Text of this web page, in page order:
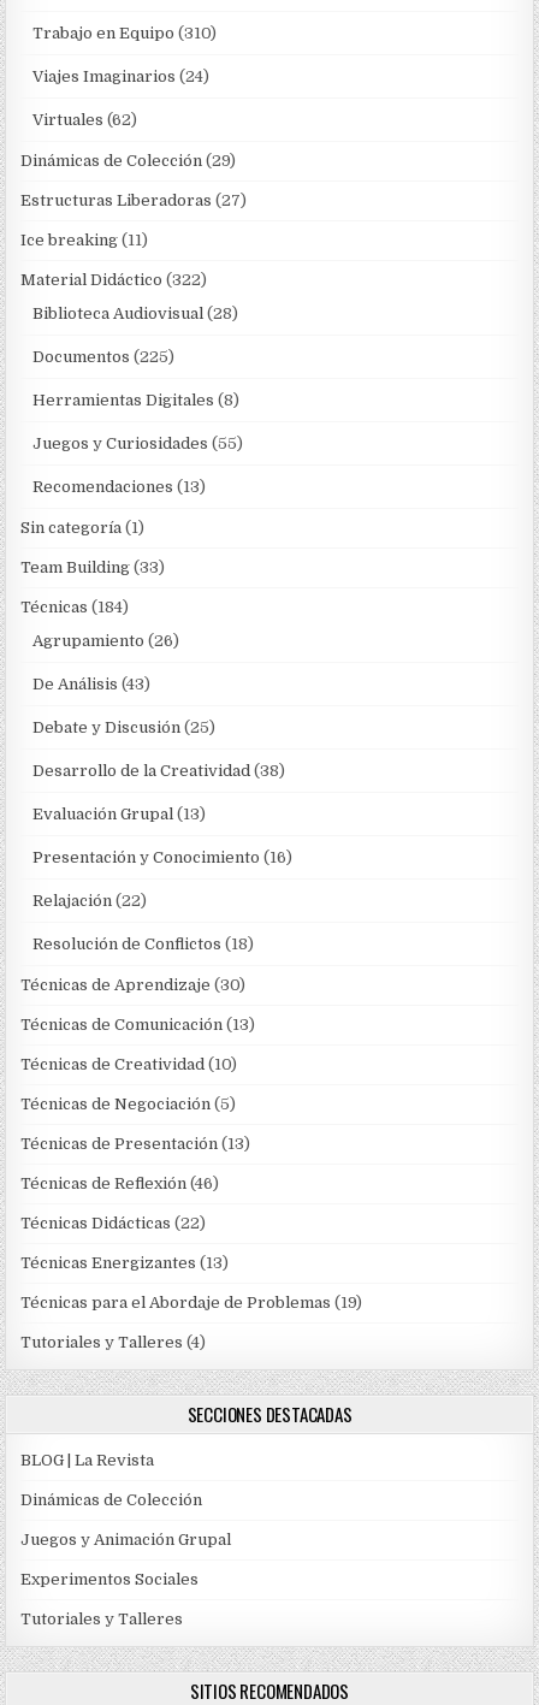
Trabajo en Equipo (310)
Viajes Imaginarios (24)
Virtuales (62)
Dinámicas de Colección (29)
Estructuras Liberadoras (27)
Ice breaking (11)
Material Didáctico (322)
Biblioteca Audiovisual (28)
Documentos (225)
Herramientas Digitales (8)
Juegos y Curiosidades (55)
Recomendaciones (13)
Sin categoría (1)
Team Building (33)
Técnicas (184)
Agrupamiento (26)
De Análisis (43)
Debate y Discusión (25)
Desarrollo de la Creatividad (38)
Evaluación Grupal (13)
Presentación y Conocimiento (16)
Relajación (22)
Resolución de Conflictos (18)
Técnicas de Aprendizaje (30)
Técnicas de Comunicación (13)
Técnicas de Creatividad (10)
Técnicas de Negociación (5)
Técnicas de Presentación (13)
Técnicas de Reflexión (46)
Técnicas Didácticas (22)
Técnicas Energizantes (13)
Técnicas para el Abordaje de Problemas (19)
Tutoriales y Talleres (4)
SECCIONES DESTACADAS
BLOG | La Revista
Dinámicas de Colección
Juegos y Animación Grupal
Experimentos Sociales
Tutoriales y Talleres
SITIOS RECOMENDADOS